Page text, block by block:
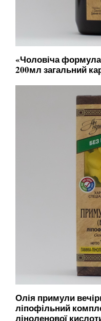
«Чоловіча
200мл загальний
Олія примули
ліпофільний
ліноленової